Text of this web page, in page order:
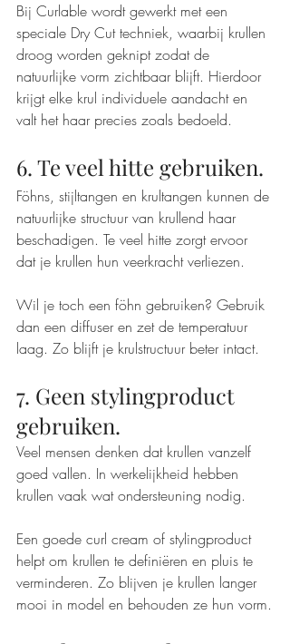
Bij Curlable wordt gewerkt met een
speciale Dry Cut techniek, waarbij krullen
droog worden geknipt zodat de
natuurlijke vorm zichtbaar blijft. Hierdoor
krijgt elke krul individuele aandacht en
valt het haar precies zoals bedoeld.
6. Te veel hitte gebruiken.
Föhns, stijltangen en krultangen kunnen de
natuurlijke structuur van krullend haar
beschadigen. Te veel hitte zorgt ervoor
dat je krullen hun veerkracht verliezen.
Wil je toch een föhn gebruiken? Gebruik
dan een diffuser en zet de temperatuur
laag. Zo blijft je krulstructuur beter intact.
7. Geen stylingproduct
gebruiken.
Veel mensen denken dat krullen vanzelf
goed vallen. In werkelijkheid hebben
krullen vaak wat ondersteuning nodig.
Een goede curl cream of stylingproduct
helpt om krullen te definiëren en pluis te
verminderen. Zo blijven je krullen langer
mooi in model en behouden ze hun vorm.